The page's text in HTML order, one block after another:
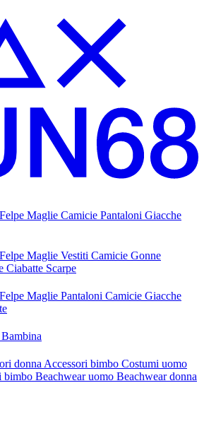
Felpe Maglie Camicie Pantaloni Giacche
Felpe Maglie Vestiti Camicie Gonne
Ciabatte Scarpe
Felpe Maglie Pantaloni Camicie Giacche
Bambina
donna Accessori bimbo Costumi uomo
bimbo Beachwear uomo Beachwear donna